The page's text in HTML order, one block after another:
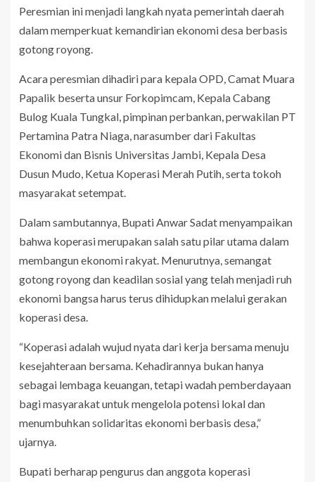
Peresmian ini menjadi langkah nyata pemerintah daerah
dalam memperkuat kemandirian ekonomi desa berbasis
gotong royong.
Acara peresmian dihadiri para kepala OPD, Camat Muara
Papalik beserta unsur Forkopimcam, Kepala Cabang
Bulog Kuala Tungkal, pimpinan perbankan, perwakilan PT
Pertamina Patra Niaga, narasumber dari Fakultas
Ekonomi dan Bisnis Universitas Jambi, Kepala Desa
Dusun Mudo, Ketua Koperasi Merah Putih, serta tokoh
masyarakat setempat.
Dalam sambutannya, Bupati Anwar Sadat menyampaikan
bahwa koperasi merupakan salah satu pilar utama dalam
membangun ekonomi rakyat. Menurutnya, semangat
gotong royong dan keadilan sosial yang telah menjadi ruh
ekonomi bangsa harus terus dihidupkan melalui gerakan
koperasi desa.
“Koperasi adalah wujud nyata dari kerja bersama menuju
kesejahteraan bersama. Kehadirannya bukan hanya
sebagai lembaga keuangan, tetapi wadah pemberdayaan
bagi masyarakat untuk mengelola potensi lokal dan
menumbuhkan solidaritas ekonomi berbasis desa,”
ujarnya.
Bupati berharap pengurus dan anggota koperasi